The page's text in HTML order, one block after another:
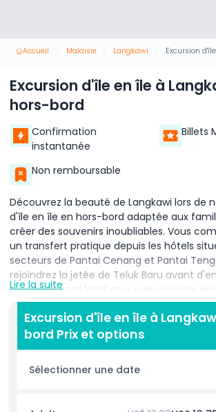
Accueil Malaisie Langkawi
Excursion d'île en île à
hors-bord
Confirmation
instantanée
Billets
Non remboursable
Découvrez la beauté de Langkawi lors de
d'île en île en hors-bord adaptée aux
créer des souvenirs inoubliables. Vous
un transfert pratique depuis les hôtels
secteurs de Pantai Cenang et Pantai
rejoindrez la jetée de Teluk Baru avant
d'un hors-bord local pour une croisière
superbes îles du sud de Langkawi. En
immortaliserez des moments photo
Dayang Bunting (le fameux lac de la
en arrière-plan, vous admirerez des vues
souffle depuis le point de vue Dino et le
vous participerez à une activité ludique de
vous observerez des aigles sauvages
Lire la suite
Excursion d'île en île à
bord Prix et options
Sélectionner une date